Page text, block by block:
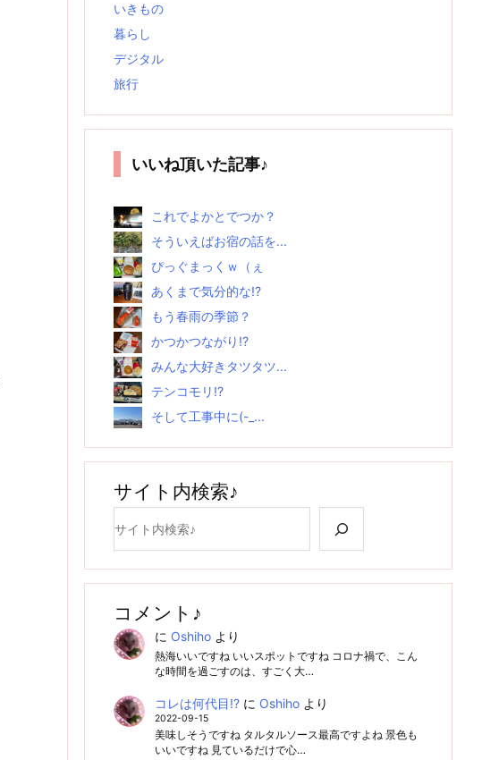
いきもの
暮らし
デジタル
旅行
いいね頂いた記事♪
これでよかとでつか？
そういえばお宿の話を...
ぴっぐまっくｗ（ぇ
あくまで気分的な!?
もう春雨の季節？
かつかつながり!?
みんな大好きタツタツ...
テンコモリ!?
そして工事中に(-_...
サイト内検索♪
コメント♪
に Oshihoより
熱海いいですね いいスポットですね コロナ禍で、こん
な時間を過ごすのは、すごく大…
コレは何代目!?に Oshihoより
2022-09-15
美味しそうですね タルタルソース最高ですよね 景色も
いいですね 見ているだけで心…